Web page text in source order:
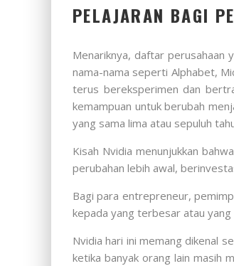
PELAJARAN BAGI
Menariknya, daftar perusahaan
nama-nama seperti Alphabet,
terus bereksperimen dan
kemampuan untuk berubah
yang sama lima atau sepuluh
Kisah Nvidia menunjukkan
perubahan lebih awal,
Bagi para entrepreneur,
kepada yang terbesar atau
Nvidia hari ini memang dikenal
ketika banyak orang lain masih